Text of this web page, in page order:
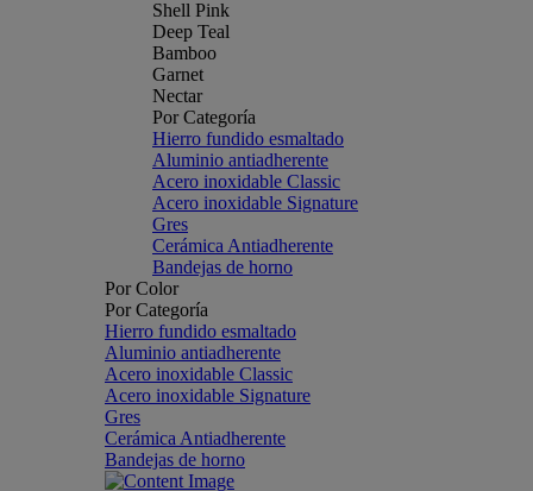
Shell Pink
Deep Teal
Bamboo
Garnet
Nectar
Por Categoría
Hierro fundido esmaltado
Aluminio antiadherente
Acero inoxidable Classic
Acero inoxidable Signature
Gres
Cerámica Antiadherente
Bandejas de horno
Por Color
Por Categoría
Hierro fundido esmaltado
Aluminio antiadherente
Acero inoxidable Classic
Acero inoxidable Signature
Gres
Cerámica Antiadherente
Bandejas de horno